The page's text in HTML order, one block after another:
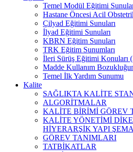
Temel Modül Eğitimi
Hastane Öncesi Acil
Çilyad Eğitimi Sunuları
İlyad Eğitimi Sunuları
KBRN Eğitim Sunuları
TRK Eğitim Sunumları
İleri Sürüş Eğitimi Konuları
Madde Kullanım
Temel İlk Yardım Sunumu
Kalite
SAĞLIKTA KALİTE
ALGORİTMALAR
KALİTE BİRİMİ GÖREV
KALİTE YÖNETİMİ
HİYERARŞİK YAPI
GÖREV TANIMLARI
TATBİKATLAR